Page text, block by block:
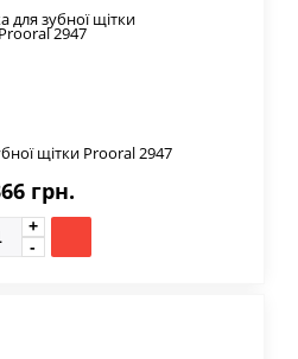
щітки Prooral 2947
грн.